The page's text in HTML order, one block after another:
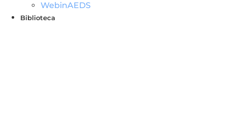
WebinAEDS
Biblioteca